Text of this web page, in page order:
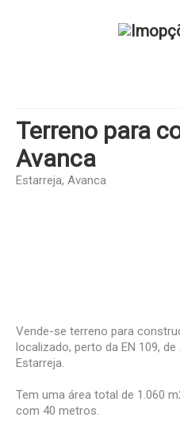
Terreno para
Avanca
Estarreja, Avanca
Vende-se terreno para
localizado, perto da EN 109,
Estarreja.
Tem uma área total de 1.060
com 40 metros.